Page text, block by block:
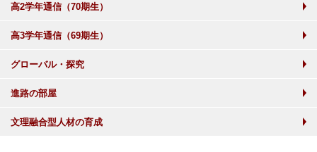
高2学年通信（70期生）
高3学年通信（69期生）
グローバル・探究
進路の部屋
文理融合型人材の育成